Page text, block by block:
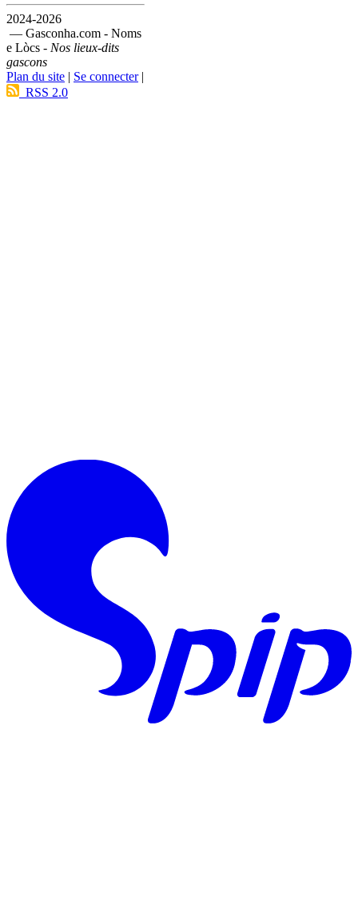
2024-2026
— Gasconha.com - Noms
e Lòcs - Nos lieux-dits
gascons
Plan du site | Se connecter|
RSS 2.0